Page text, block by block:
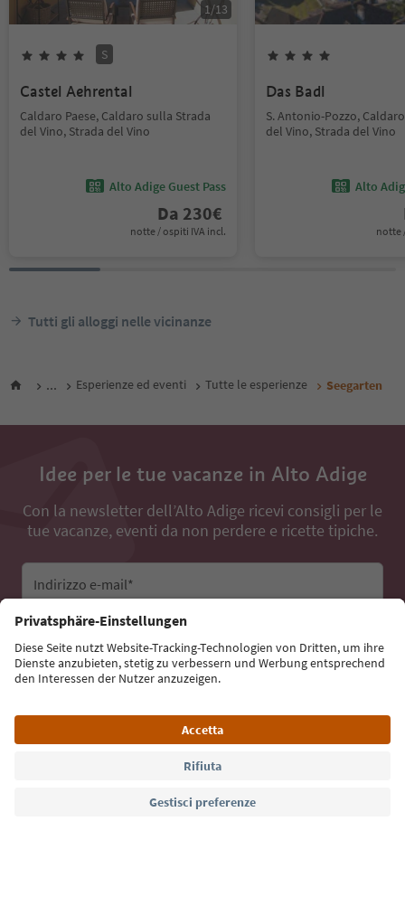
1/13
S
Castel Aehrental
Caldaro Paese, Caldaro sulla Strada
del Vino, Strada del Vino
Alto Adige Guest Pass
Da 230€
notte / ospiti IVA incl.
Das Badl
S. Antonio-Pozzo,
del Vino, Strada del Vino
Alto
notte
Tutti gli alloggi nelle vicinanze
... Esperienze ed eventi Tutte le esperienze Seegarten
Idee per le tue vacanze in Alto Adige
Con la newsletter dell’Alto Adige ricevi consigli per le
tue vacanze, eventi da non perdere e ricette tipiche.
Indirizzo e-mail*
Iscriviti alla newsletter